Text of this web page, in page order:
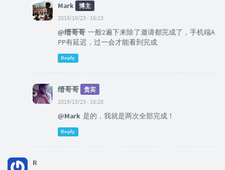
Mark
博主
2019/10/23 - 16:13
@缙哥哥 一般2遍下来除了邀请都完成了，手机端A
PP有延迟，过一会才能看到完成
Reply
缙哥哥
贵宾
2019/10/23 - 18:28
@Mark 是的，我就是两次全部完成！
Reply
R